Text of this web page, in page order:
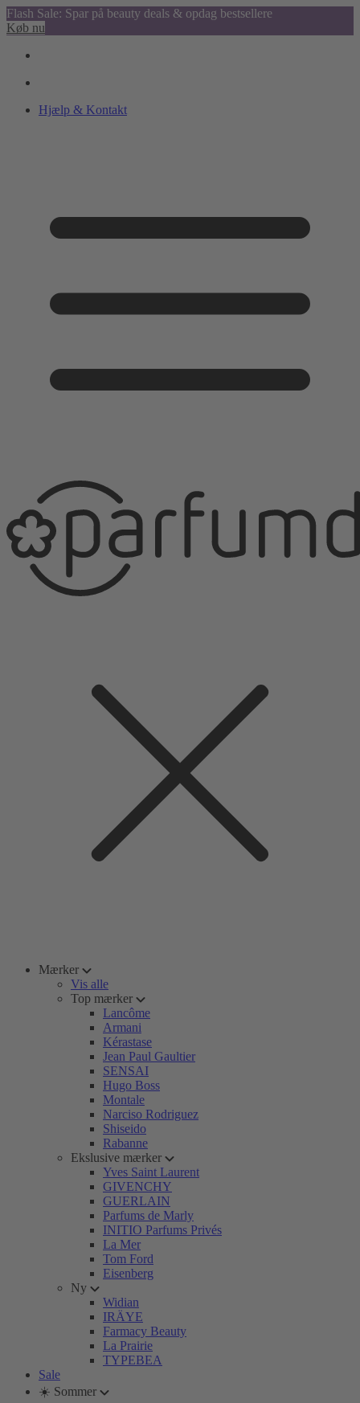
Flash Sale: Spar på beauty deals & opdag bestsellere
Køb nu
Hjælp & Kontakt
Mærker
Vis alle
Top mærker
Lancôme
Armani
Kérastase
Jean Paul Gaultier
SENSAI
Hugo Boss
Montale
Narciso Rodriguez
Shiseido
Rabanne
Ekslusive mærker
Yves Saint Laurent
GIVENCHY
GUERLAIN
Parfums de Marly
INITIO Parfums Privés
La Mer
Tom Ford
Eisenberg
Ny
Widian
IRÄYE
Farmacy Beauty
La Prairie
TYPEBEA
Sale
☀️ Sommer